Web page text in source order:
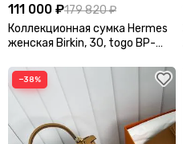
111 000 ₽179 820 ₽
Коллекционная сумка Hermes
женская Birkin, 30, togo BP-
−38%